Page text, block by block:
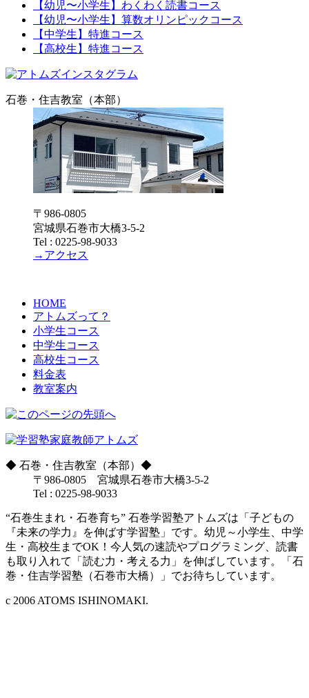
【幼児〜小学生】わくわく読書コース
【幼児〜小学生】算数オリンピックコース
【中学生】特進コース
【高校生】特進コース
石巻・住吉教室（本部）
〒986-0805
宮城県石巻市大橋3-5-2
Tel : 0225-98-9033
→アクセス
HOME
アトムズって？
小学生コース
中学生コース
高校生コース
料金表
教室案内
◆ 石巻・住吉教室（本部） ◆
〒986-0805 宮城県石巻市大橋3-5-2
Tel : 0225-98-9033
“石巻生まれ・石巻育ち” 石巻学習塾アトムズは「子どもの
『未来の学力』を伸ばす学習塾」です。幼児～小学生、中学
生・高校生までOK！今人気の速読やプログラミング、読書
も取り入れて「読む力・考える力」を伸ばしています。「石
巻・住吉学習塾（石巻市大橋）」でお待ちしています。
c 2006 ATOMS ISHINOMAKI.